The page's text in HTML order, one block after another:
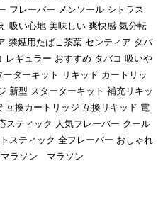
フレーバー メンソール シトラス
吸い心地 美味しい 爽快感 気分転
禁煙用たばこ茶葉 センティア タバ
レギュラー おすすめ タバコ 吸いや
ターキット リキッド カートリッ
新型 スターターキット 補充リキッ
互換カートリッジ 互換リキッド 電
スティック 人気フレーバー クール
スティック 全フレーバー おしゃれ
ラソン マラソン